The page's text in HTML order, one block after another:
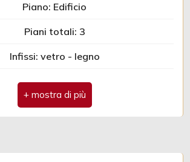
Piano: Edificio
Piani totali: 3
Infissi: vetro - legno
Anno di costruzione: 1970
Spese condominio: € 1